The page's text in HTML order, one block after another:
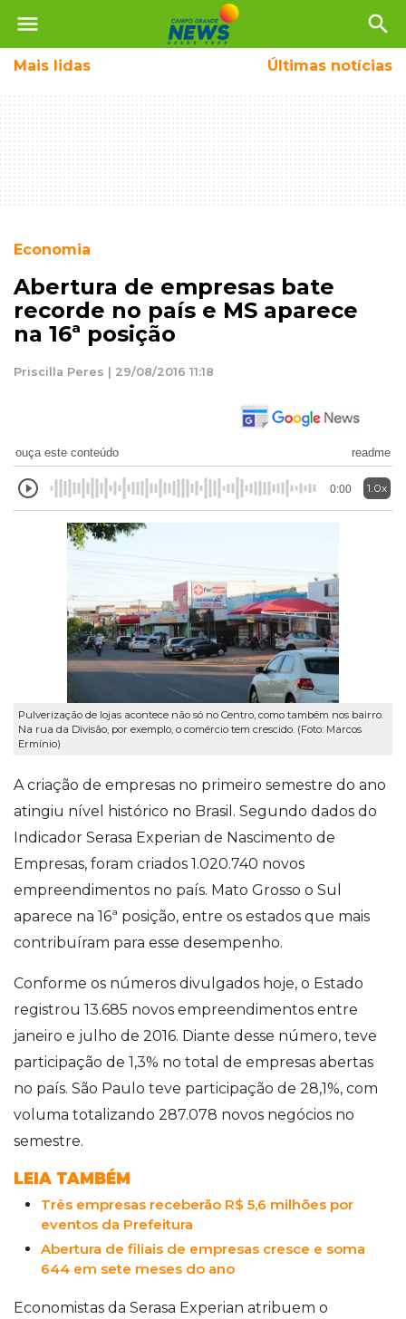
menu search
Mais lidas Últimas notícias
Economia
Abertura de empresas bate
recorde no país e MS aparece
na 16ª posição
Priscilla Peres | 29/08/2016 11:18
ouça este conteúdo readme
0:00 1.0x
Pulverização de lojas acontece não só no Centro, como também nos bairro.
Na rua da Divisão, por exemplo, o comércio tem crescido. (Foto: Marcos
Ermínio)
A criação de empresas no primeiro semestre do ano
atingiu nível histórico no Brasil. Segundo dados do
Indicador Serasa Experian de Nascimento de
Empresas, foram criados 1.020.740 novos
empreendimentos no país. Mato Grosso o Sul
aparece na 16ª posição, entre os estados que mais
contribuíram para esse desempenho.
Conforme os números divulgados hoje, o Estado
registrou 13.685 novos empreendimentos entre
janeiro e julho de 2016. Diante desse número, teve
participação de 1,3% no total de empresas abertas
no país. São Paulo teve participação de 28,1%, com
voluma totalizando 287.078 novos negócios no
semestre.
LEIA TAMBÉM
Três empresas receberão R$ 5,6 milhões por
eventos da Prefeitura
Abertura de filiais de empresas cresce e soma
644 em sete meses do ano
Economistas da Serasa Experian atribuem o